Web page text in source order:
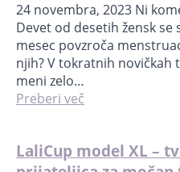
24 novembra, 2023 Ni
Devet od desetih žensk se
mesec povzroča
njih? V tokratnih
meni zelo…
Preberi več
LaliCup model XL –